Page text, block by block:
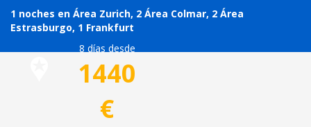
1 noches en Área Zurich, 2 Área Colmar, 2 Área
Estrasburgo, 1 Frankfurt
8 días desde
1440
€